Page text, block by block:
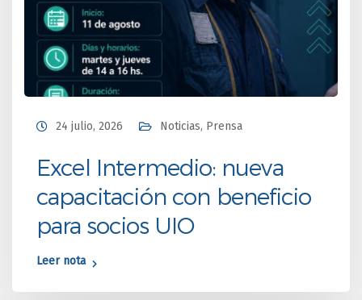
24 julio, 2026 Noticias, Prensa
Excel Intermedio: nueva
capacitación con beneficio
para socios UIO
Leer nota